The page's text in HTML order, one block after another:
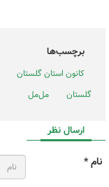
برچسب‌ها
کانون استان گلستان
گلستان
مل‌مل
ارسال نظر
نام *